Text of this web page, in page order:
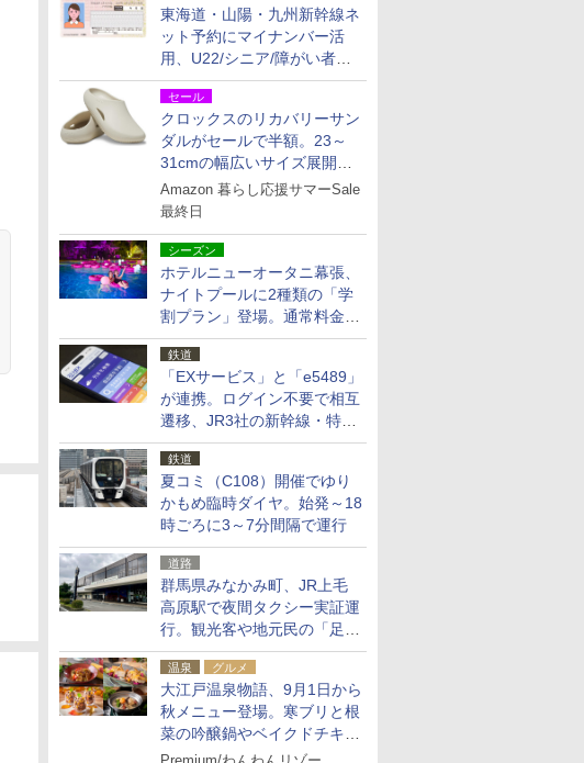
東海道・山陽・九州新幹線ネ
ット予約にマイナンバー活
用、U22/シニア/障がい者割
を9月15日から発売
セール
クロックスのリカバリーサン
ダルがセールで半額。23～
31cmの幅広いサイズ展開、
独自のクッション素材を採用
Amazon 暮らし応援サマーSale
最終日
シーズン
ホテルニューオータニ幕張、
ナイトプールに2種類の「学
割プラン」登場。通常料金の
およそ半額でお得に夜活
鉄道
「EXサービス」と「e5489」
が連携。ログイン不要で相互
遷移、JR3社の新幹線・特急
予約をアプリで一括確認
鉄道
夏コミ（C108）開催でゆり
かもめ臨時ダイヤ。始発～18
時ごろに3～7分間隔で運行
道路
群馬県みなかみ町、JR上毛
高原駅で夜間タクシー実証運
行。観光客や地元民の「足が
ない」課題解消へ、木金土に
2台体制
温泉 グルメ
大江戸温泉物語、9月1日から
秋メニュー登場。寒ブリと根
菜の吟醸鍋やベイクドチキ
ン、ショコラ＆栗スイーツも